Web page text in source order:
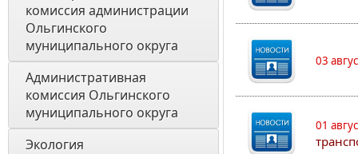
комиссия администрации
Ольгинского
муниципального округа
Административная
комиссия Ольгинского
муниципального округа
Экология
03
01